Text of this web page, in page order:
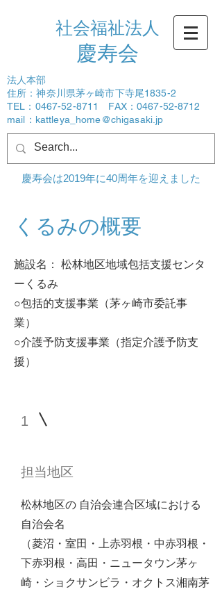
社会福祉法人
​慶寿会
法人本部
住所：神奈川県茅ヶ崎市下寺尾1835-2
TEL：0467-52-8711 FAX：0467-52-8712
mail： kattleya_home@chigasaki.jp
ログイン
慶寿会は2019年に40周年を迎えました
くるみの概要
施設名： 松林地区地域包括支援センタ
ーくるみ
○包括的支援事業（茅ヶ崎市委託事
業）
○介護予防支援事業（指定介護予防支
援）
1
担当地区
松林地区の 自治会連合区域における
自治会名
（菱沼・室田・上赤羽根・中赤羽根・
下赤羽根・高田・ニュータウン茅ヶ
崎・ショクサンビラ・オクトス湘南茅